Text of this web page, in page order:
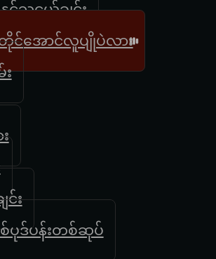
င့်သူငယ်ချင်း
အောင်လူပျိုပဲလား
င်း
ပုဒ်ပန်းတစ်ဆုပ်